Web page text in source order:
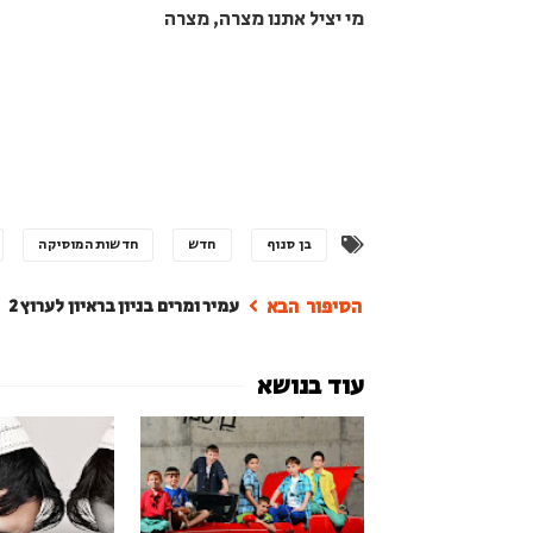
מי יציל אתנו מצרה, מצרה
בן סנוף חדש חדשות המוסיקה
עמיר ומרים בניון בראיון לערוץ 2